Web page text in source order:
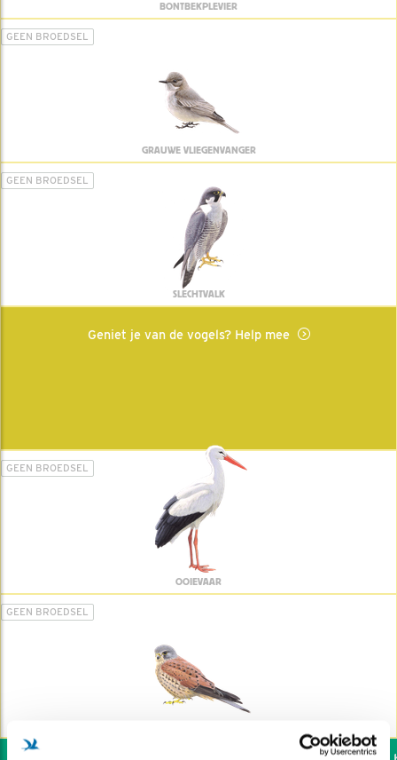
BONTBEKPLEVIER
GEEN BROEDSEL
GRAUWE VLIEGENVANGER
GEEN BROEDSEL
SLECHTVALK
Geniet je van de vogels? Help mee
GEEN BROEDSEL
OOIEVAAR
GEEN BROEDSEL